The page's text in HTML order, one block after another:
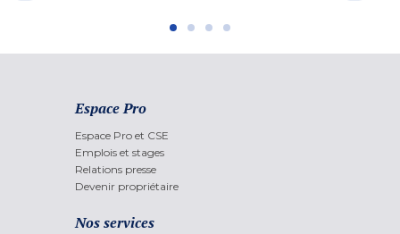
Espace Pro
Espace Pro et CSE
Emplois et stages
Relations presse
Devenir propriétaire
Nos services